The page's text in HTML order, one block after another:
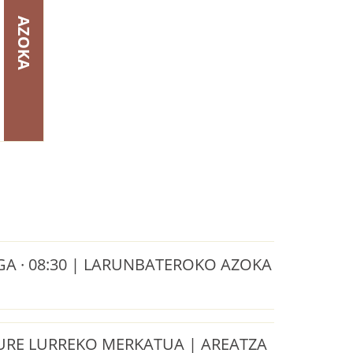
AZOKA
· 08:30 | LARUNBATEROKO AZOKA
LURREKO MERKATUA | AREATZA